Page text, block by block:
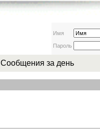
Имя
Пароль
Сообщения за день